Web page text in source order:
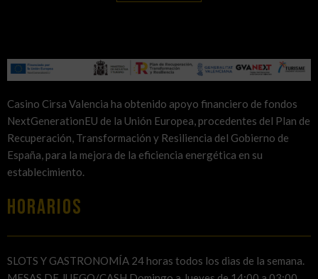
Casino Cirsa Valencia ha obtenido apoyo financiero de fondos
NextGenerationEU de la Unión Europea, procedentes del Plan de
Recuperación, Transformación y Resiliencia del Gobierno de
España, para la mejora de la eficiencia energética en su
establecimiento.
HORARIOS
SLOTS Y GASTRONOMÍA 24 horas todos los dias de la semana.